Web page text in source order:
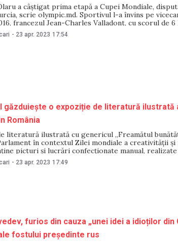
a câștigat prima etapă a Cupei Mondiale,
scrie olympic.md. Sportivul l-a învins pe
francezul Jean-Charles Valladont, cu scorul de 6
este Irina Cecanova. Este pentru prima dată
într-o
- 23 apr. 2023 17:54
găzduiește o expoziție de literatură ilustrată
România
literatură ilustrată cu genericul „Freamătul
în contextul Zilei mondiale a creativității și
picturi și lucrări confecționate manual, realizate
de către de elevi din Republica Moldova și
Proiectului „Liceul Originalității”. Lucrările au
- 23 apr. 2023 17:49
furios din cauza „unei idei a idioților din
fostului președinte rus